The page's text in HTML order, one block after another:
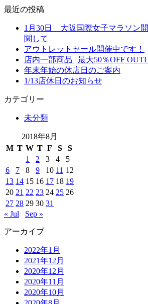
最近の投稿
1月30日 大阪国際女子マラソン
関して
アウトレットセール開催中です！
店内一部商品 | 最大50％OFF
年末年始の休店日のご案内
1/13店休日のお知らせ
カテゴリー
未分類
2018年8月
M T W T F S
S
1
2 3 4
5
6
7 8 9 10 11 12
13 14 15 16 17 18 19
20 21 22 23 24 25 26
27 28 29 30 31
« Jul
Sep »
アーカイブ
2022年1月
2021年12月
2020年12月
2020年11月
2020年10月